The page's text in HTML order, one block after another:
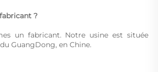
?
un fabricant. Notre usine est située
GuangDong, en Chine.